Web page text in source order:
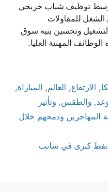
وسط توظيف شباب خريجي
للمقاولات
وتحسين بنية سوق
المهنية العليا.
, الارتفاع, العالم, المباراة,
, والطقس, وتأثير
المهاجرين ودمجهم خلال
نفط كبرى في سانت